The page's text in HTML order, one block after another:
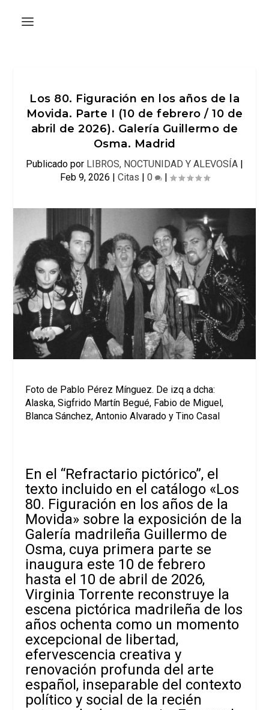
Los 80. Figuración en los años de la
Movida. Parte I (10 de febrero / 10 de
abril de 2026). Galería Guillermo de
Osma. Madrid
Publicado por LIBROS, NOCTUNIDAD Y ALEVOSÍA |
Feb 9, 2026 | Citas | 0 |
Foto de Pablo Pérez Mínguez. De izq a dcha:
Alaska, Sigfrido Martín Begué, Fabio de Miguel,
Blanca Sánchez, Antonio Alvarado y Tino Casal
En el “Refractario pictórico”, el
texto incluido en el catálogo «Los
80. Figuración en los años de la
Movida» sobre la exposición de la
Galería madrileña Guillermo de
Osma, cuya primera parte se
inaugura este 10 de febrero
hasta el 10 de abril de 2026,
Virginia Torrente reconstruye la
escena pictórica madrileña de los
años ochenta como un momento
excepcional de libertad,
efervescencia creativa y
renovación profunda del arte
español, inseparable del contexto
político y social de la recién